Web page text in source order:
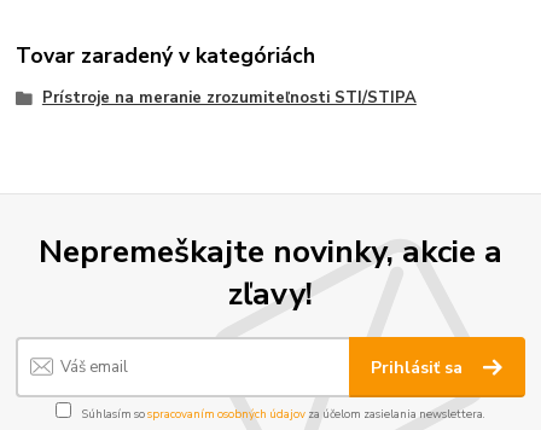
Tovar zaradený v kategóriách
Prístroje na meranie zrozumiteľnosti STI/STIPA
Nepremeškajte novinky, akcie a
zľavy!
Prihlásiť sa
Súhlasím sospracovaním osobných údajov za účelom zasielania newslettera.